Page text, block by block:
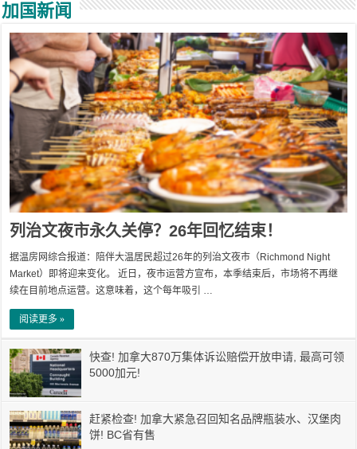
加国新闻
列治文夜市永久关停？26年回忆结束！
据温房网综合报道：陪伴大温居民超过26年的列治文夜市（Richmond Night
Market）即将迎来变化。 近日，夜市运营方宣布，本季结束后，市场将不再继
续在目前地点运营。这意味着，这个每年吸引 …
阅读更多 »
快查! 加拿大870万集体诉讼赔偿开放申请, 最高可领
5000加元!
赶紧检查! 加拿大紧急召回知名品牌瓶装水、汉堡肉
饼! BC省有售